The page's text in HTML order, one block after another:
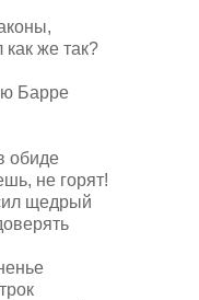
же так?
Барре
обиде
не горят!
щедрый